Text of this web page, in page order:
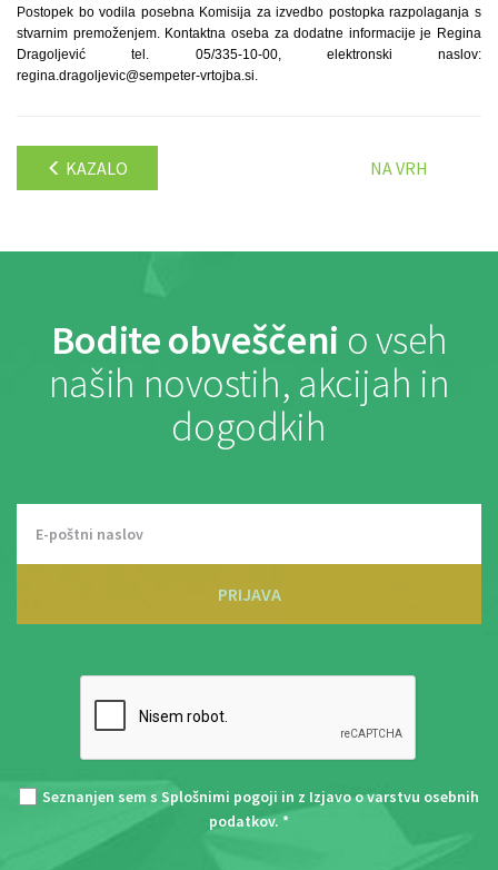
Postopek bo vodila posebna Komisija za izvedbo postopka razpolaganja s
stvarnim premoženjem. Kontaktna oseba za dodatne informacije je Regina
Dragoljević tel. 05/335-10-00, elektronski naslov:
regina.dragoljevic@sempeter-vrtojba.si.
KAZALO NA VRH
Bodite obveščeni o vseh
naših novostih, akcijah in
dogodkih
PRIJAVA
Seznanjen sem s Splošnimi pogoji in z Izjavo o varstvu osebnih
podatkov. *